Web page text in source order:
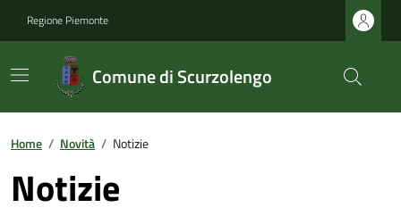
Regione Piemonte
Comune di Scurzolengo
Home / Novità / Notizie
Notizie